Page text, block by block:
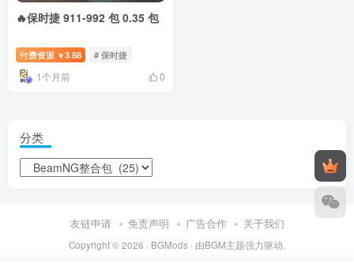
🔥保时捷 911-992 包 0.35 包
付费资源 ￥3.88 # 保时捷
1个月前 0
分类
友链申请 免责声明 广告合作 关于我们
Copyright © 2026 · BGMods · 由BGM主题强力驱动.